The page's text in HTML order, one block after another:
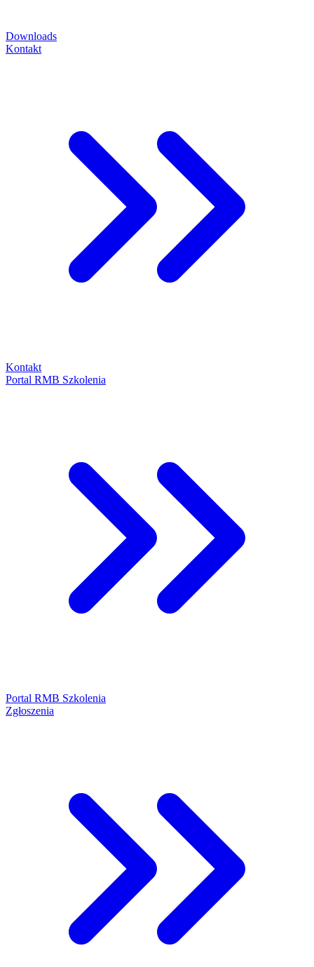
Downloads
Kontakt
Kontakt
Portal RMB Szkolenia
Portal RMB Szkolenia
Zgłoszenia